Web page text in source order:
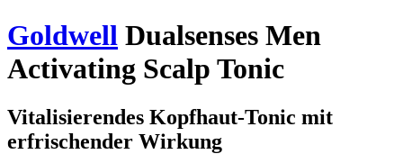
Goldwell Dualsenses Men
Activating Scalp Tonic
Vitalisierendes Kopfhaut-Tonic mit
erfrischender Wirkung